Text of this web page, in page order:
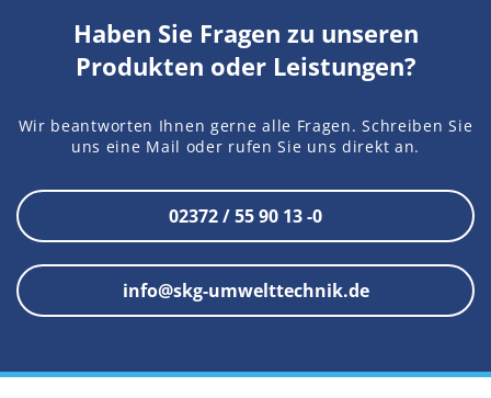
Haben Sie Fragen zu unseren
Produkten oder Leistungen?
Wir beantworten Ihnen gerne alle Fragen. Schreiben Sie
uns eine Mail oder rufen Sie uns direkt an.
02372 / 55 90 13 -0
info@skg-umwelttechnik.de